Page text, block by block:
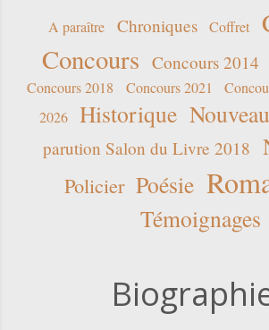
A paraître Chroniques Coffret
Concours Concours 2014
Concours 2018
Concours 2021
2026
Historique
parution Salon du Livre 2018
Policier Poésie
Témoignages